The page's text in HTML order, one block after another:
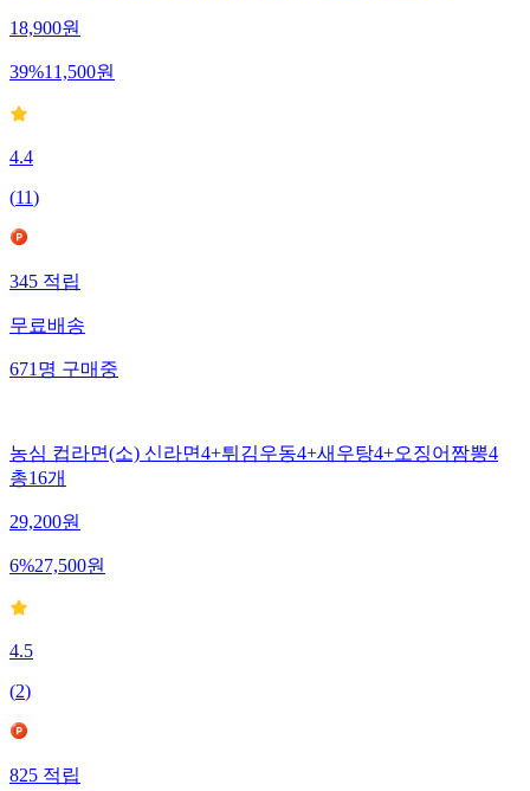
18,900원
39%11,500원
4.4
(11)
345적립
무료배송
671명구매중
농심 컵라면(소) 신라면4+튀김우동4+새우탕4+오징어짬뽕4
총16개
29,200원
6%27,500원
4.5
(2)
825적립